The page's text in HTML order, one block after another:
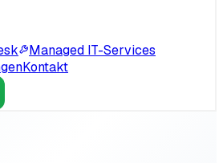
Managed IT-Services
Kontakt